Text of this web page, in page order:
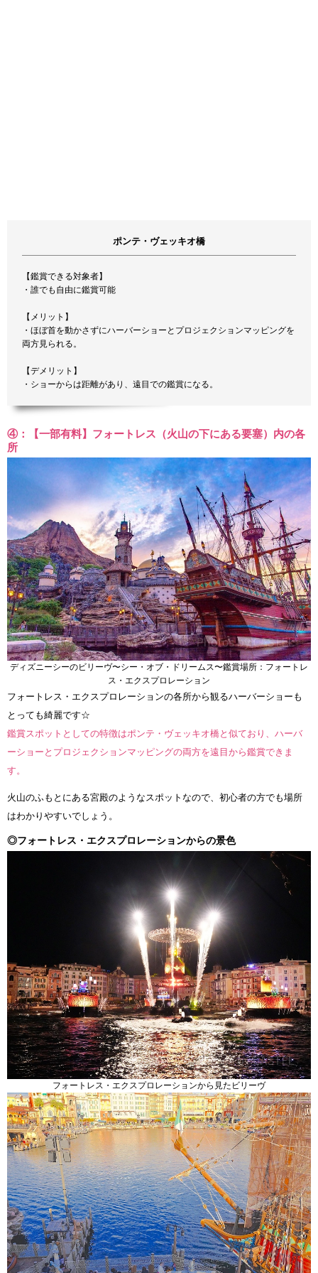
ポンテ・ヴェッキオ橋
【鑑賞できる対象者】
・誰でも自由に鑑賞可能
【メリット】
・ほぼ首を動かさずにハーバーショーとプロジェクションマッピングを
両方見られる。
【デメリット】
・ショーからは距離があり、遠目での鑑賞になる。
④：【一部有料】フォートレス（火山の下にある要塞）内の各
所
ディズニーシーのビリーヴ〜シー・オブ・ドリームス〜鑑賞場所：フォートレ
ス・エクスプロレーション
フォートレス・エクスプロレーションの各所から観るハーバーショーも
とっても綺麗です☆
鑑賞スポットとしての特徴はポンテ・ヴェッキオ橋と似ており、ハーバ
ーショーとプロジェクションマッピングの両方を遠目から鑑賞できま
す。
火山のふもとにある宮殿のようなスポットなので、初心者の方でも場所
はわかりやすいでしょう。
◎フォートレス・エクスプロレーションからの景色
フォートレス・エクスプロレーションから見たビリーヴ